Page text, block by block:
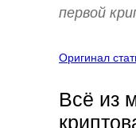
первой
Оригинал
Всё из